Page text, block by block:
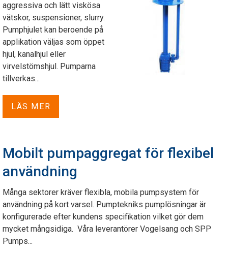
aggressiva och lätt viskösa
vätskor, suspensioner, slurry.
Pumphjulet kan beroende på
applikation väljas som öppet
hjul, kanalhjul eller
virvelstömshjul. Pumparna
tillverkas...
LÄS MER
Mobilt pumpaggregat för flexibel
användning
Många sektorer kräver flexibla, mobila pumpsystem för
användning på kort varsel. Pumptekniks pumplösningar är
konfigurerade efter kundens specifikation vilket gör dem
mycket mångsidiga. Våra leverantörer Vogelsang och SPP
Pumps...